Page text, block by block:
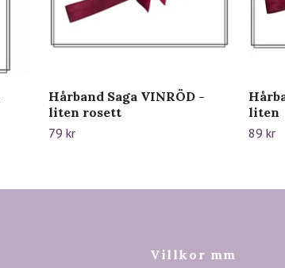
Hårband Saga VINRÖD -
liten rosett
79 kr
liten
89 kr
Villkor mm